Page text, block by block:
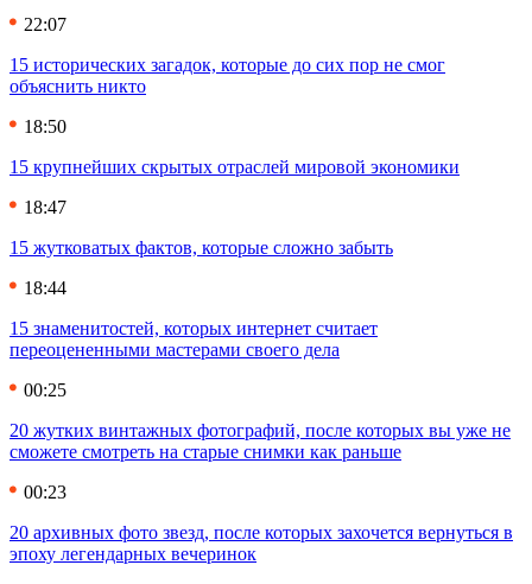
22:07
15 исторических загадок, которые до сих пор не смог
объяснить никто
18:50
15 крупнейших скрытых отраслей мировой экономики
18:47
15 жутковатых фактов, которые сложно забыть
18:44
15 знаменитостей, которых интернет считает
переоцененными мастерами своего дела
00:25
20 жутких винтажных фотографий, после которых вы уже не
сможете смотреть на старые снимки как раньше
00:23
20 архивных фото звезд, после которых захочется вернуться в
эпоху легендарных вечеринок